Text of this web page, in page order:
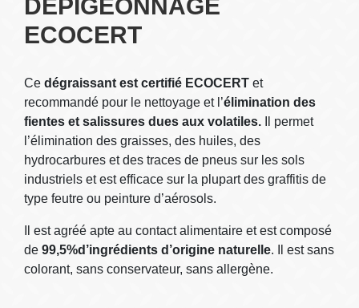
DÉPIGEONNAGE
ECOCERT
Ce dégraissant est certifié ECOCERT et
recommandé pour le nettoyage et l’élimination des
fientes et salissures dues aux volatiles. Il permet
l’élimination des graisses, des huiles, des
hydrocarbures et des traces de pneus sur les sols
industriels et est efficace sur la plupart des graffitis de
type feutre ou peinture d’aérosols.
Il est agréé apte au contact alimentaire et est composé
de 99,5%d’ingrédients d’origine naturelle. Il est sans
colorant, sans conservateur, sans allergène.